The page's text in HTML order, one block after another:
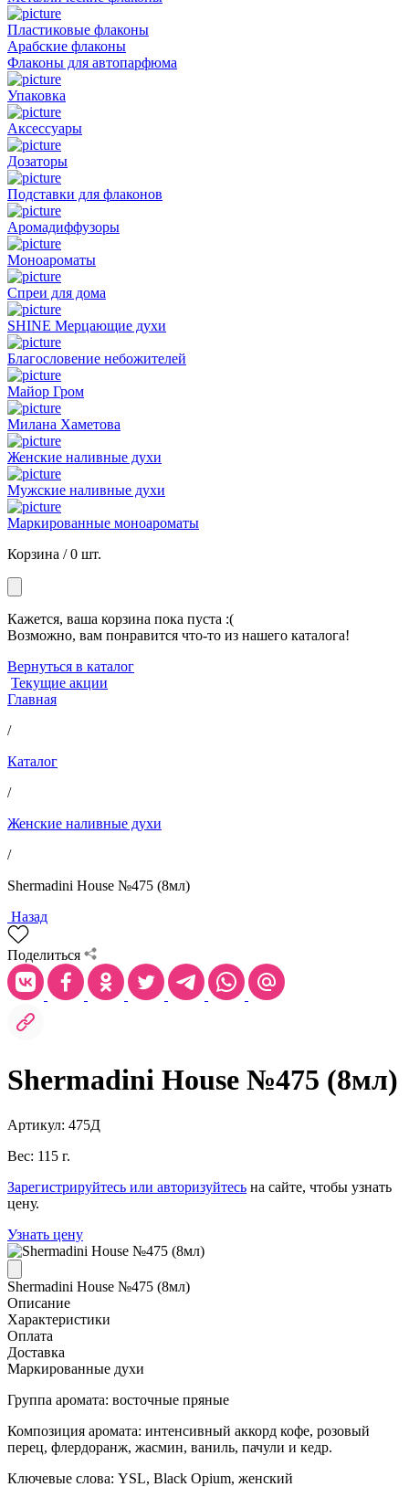
Пластиковые флаконы
Арабские флаконы
Флаконы для автопарфюма
Упаковка
Аксессуары
Дозаторы
Подставки для флаконов
Аромадиффузоры
Моноароматы
Спреи для дома
SHINE Мерцающие духи
Благословение небожителей
Майор Гром
Милана Хаметова
Женские наливные духи
Мужские наливные духи
Маркированные моноароматы
Корзина /0 шт.
Кажется, ваша корзина пока пуста :(
Возможно, вам понравится что-то из нашего каталога!
Вернуться в каталог
Текущие акции
Главная
/
Каталог
/
Женские наливные духи
/
Shermadini House №475 (8мл)
Назад
Поделиться
Shermadini House №475 (8мл)
Артикул: 475Д
Вес: 115 г.
Зарегистрируйтесь или авторизуйтесь на сайте, чтобы узнать
цену.
Узнать цену
Shermadini House №475 (8мл)
Описание
Характеристики
Оплата
Доставка
Маркированные духи
Группа аромата: восточные пряные
Композиция аромата: интенсивный аккорд кофе, розовый
перец, флердоранж, жасмин, ваниль, пачули и кедр.
Ключевые слова: YSL, Black Opium, женский